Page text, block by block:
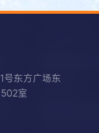
号东方广场东
室